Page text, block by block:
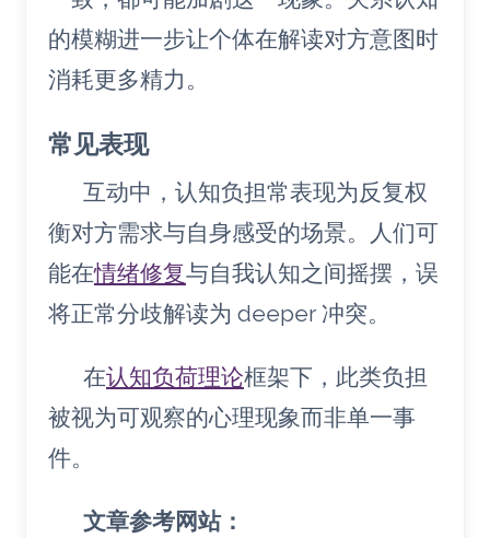
的模糊进一步让个体在解读对方意图时
消耗更多精力。
常见表现
互动中，认知负担常表现为反复权
衡对方需求与自身感受的场景。人们可
能在情绪修复与自我认知之间摇摆，误
将正常分歧解读为 deeper 冲突。
在认知负荷理论框架下，此类负担
被视为可观察的心理现象而非单一事
件。
文章参考网站：